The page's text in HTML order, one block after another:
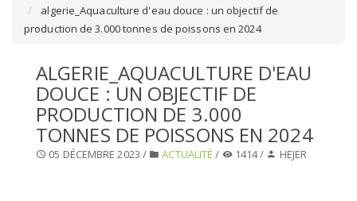
SÉLECTIONNEZ UN DOSSIER
SELECTIONNEZ UNE SECTION
algerie_Aquaculture d'eau douce : un objectif de
production de 3.000 tonnes de poissons en 2024
ALGERIE_AQUACULTURE D'EAU
DOUCE : UN OBJECTIF DE
PRODUCTION DE 3.000
TONNES DE POISSONS EN 2024
05 DÉCEMBRE 2023 / ACTUALITÉ / 1414 / HEJER